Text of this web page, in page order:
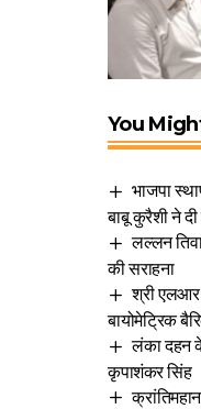
You
भाजपा
बाबू कुरैशी ने
लल्लन
की सराहना
श्री एलआर
बायोमेट्रिक
लंका दहन
कृपाशंकर सिंह